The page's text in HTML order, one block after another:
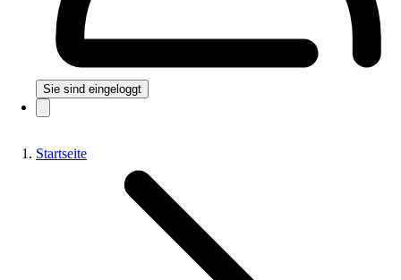
Sie sind eingeloggt
Startseite